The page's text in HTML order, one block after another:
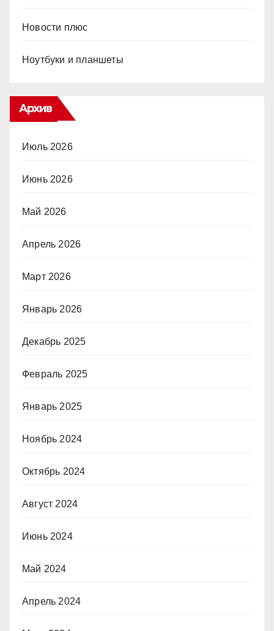
Новости плюс
Ноутбуки и планшеты
Архив
Июль 2026
Июнь 2026
Май 2026
Апрель 2026
Март 2026
Январь 2026
Декабрь 2025
Февраль 2025
Январь 2025
Ноябрь 2024
Октябрь 2024
Август 2024
Июнь 2024
Май 2024
Апрель 2024